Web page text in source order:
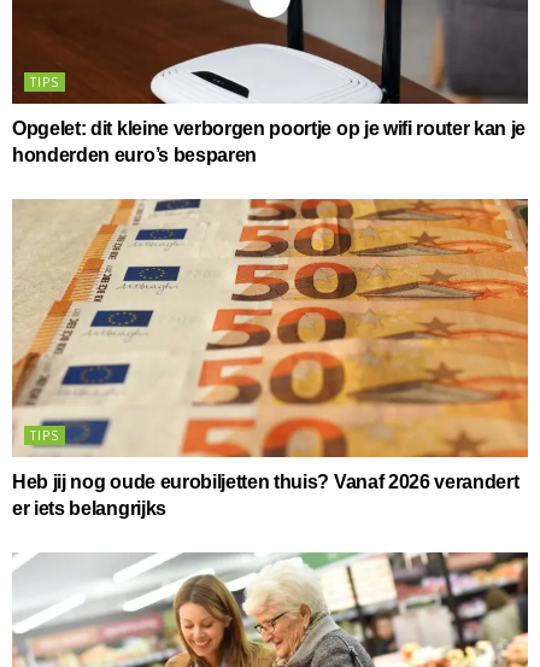
TIPS
Opgelet: dit kleine verborgen poortje op je wifi router kan je
honderden euro’s besparen
TIPS
Heb jij nog oude eurobiljetten thuis? Vanaf 2026 verandert
er iets belangrijks